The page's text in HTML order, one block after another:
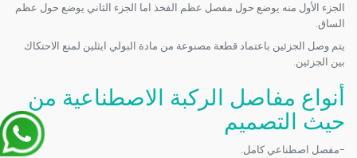
الجزء الأول منه يوضع حول مفصل عظم الفخذ اما الجزء الثاني يوضع حول عظم
الساق.
يتم وصل الجزئين باعتماد قطعة مصنوعة من مادة البولي ايثلين لمنع الاحتكاك
بين الجزئين.
أنواع مفاصل الركبة الاصطناعية من
حيث التصميم
-مفصل اصطناعي كامل.